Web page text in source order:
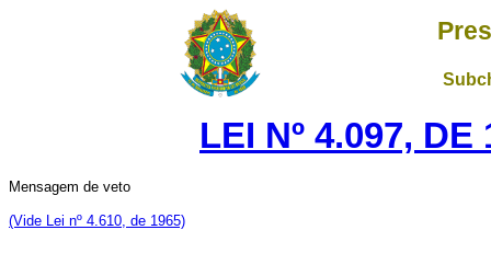
LEI Nº 4.097,
Mensagem de veto
(Vide Lei nº 4.610, de 1965)